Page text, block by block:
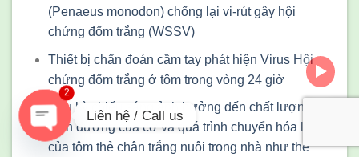
(Penaeus monodon) chống lại vi-rút gây hội
chứng đốm trắng (WSSV)
Thiết bị chẩn đoán cầm tay phát hiện Virus Hội
chứng đốm trắng ở tôm trong vòng 24 giờ
Chu kỳ chiếu sáng ảnh hưởng đến chất lượng
dinh dưỡng của cơ và quá trình chuyển hóa lipid
của tôm thẻ chân trắng nuôi trong nhà như thế
Liên hệ / Call us
OPEN
2